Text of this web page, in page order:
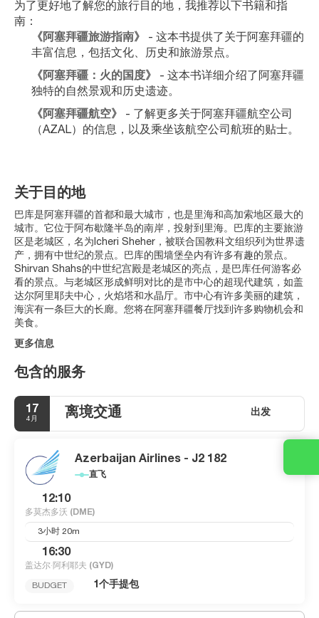
为了更好地了解您的旅行目的地，我推荐以下书籍和指
南：
《阿塞拜疆旅游指南》
- 这本书提供了关于阿塞拜疆的
丰富信息，包括文化、历史和旅游景点。
《阿塞拜疆：火的国度》
- 这本书详细介绍了阿塞拜疆
独特的自然景观和历史遗迹。
《阿塞拜疆航空》
- 了解更多关于阿塞拜疆航空公司
（AZAL）的信息，以及乘坐该航空公司航班的贴士。
关于目的地
巴库是阿塞拜疆的首都和最大城市，也是里海和高加索地区最大的
城市。它位于阿布歇隆半岛的南岸，投射到里海。巴库的主要旅游
区是老城区，名为Icheri Sheher，被联合国教科文组织列为世界遗
产，拥有中世纪的景点。巴库的围墙堡垒内有许多有趣的景点。
Shirvan Shahs的中世纪宫殿是老城区的亮点，是巴库任何游客必
看的景点。与老城区形成鲜明对比的是市中心的超现代建筑，如盖
达尔阿里耶夫中心，火焰塔和水晶厅。市中心有许多美丽的建筑，
海滨有一条巨大的长廊。您将在阿塞拜疆餐厅找到许多购物机会和
美食。
更多信息
包含的服务
17
4月 离境交通 出发
Azerbaijan Airlines - J2 182
直飞
12:10
多莫杰多沃 (DME)
3小时 20m
16:30
盖达尔·阿利耶夫 (GYD)
BUDGET 1个手提包